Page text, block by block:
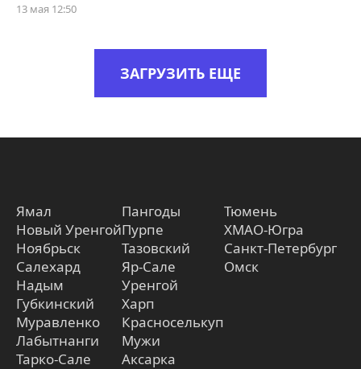
13 мая 12:50
ЗАГРУЗИТЬ ЕЩЕ
Ямал
Новый Уренгой
Ноябрьск
Салехард
Надым
Губкинский
Муравленко
Лабытнанги
Тарко-Сале
Пангоды
Пурпе
Тазовский
Яр-Сале
Уренгой
Харп
Красноселькуп
Мужи
Аксарка
Тюмень
ХМАО-Югра
Санкт-Петербург
Омск